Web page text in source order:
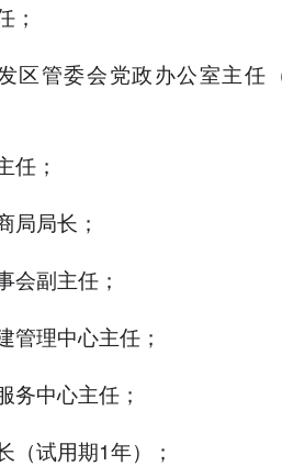
；
区管委会党政办公室主任
任；
局局长；
会副主任；
管理中心主任；
务中心主任；
（试用期1年）；